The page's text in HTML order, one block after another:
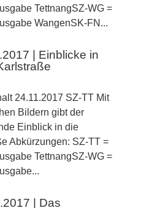
TettnangSZ-WG =
WangenSK-FN...
| Einblicke in
24.11.2017 SZ-TT Mit
Bildern gibt der
Einblick in die
Abkürzungen: SZ-TT =
TettnangSZ-WG =
| Das